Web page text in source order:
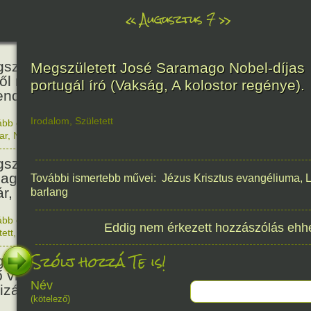
«Augusztus 7»
Báthori Erzsébet,
rémséges és kegyetlen
éltek.
466
olvasom|Nincs hozzászólás, szólj hozzá!
, Nő
Kondor Gusztáv
matematikus, egyetemi
akadémikus.
201
olvasom
Nincs hozzászólás, szólj hozzá!
1825.
Mata Hari, a híres
világháborús táncosnő,
és kém.
150
Megszületett José Saramago Nobel-díjas
portugál író (Vakság, A kolostor regénye).
Irodalom Született
További ismertebb művei: Jézus Krisztus evangéliuma,
barlang
Eddig nem érkezett hozzászólás
Szólj hozzá Te is!
Név
(kötelező)